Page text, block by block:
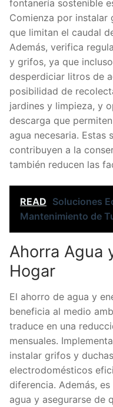
fontanería sostenible
Comienza por instalar
que limitan el caudal
Además, verifica
y grifos, ya que
desperdiciar litros de
posibilidad de
jardines y limpieza, y
descarga que
agua necesaria. Estas
contribuyen a la
también reducen las
READ Soluciones
Mantenimiento de
Ahorra Agua
Hogar
El ahorro de agua y
beneficia al medio
traduce en una
mensuales.
instalar grifos y
electrodomésticos
diferencia. Además,
agua y asegurarse de